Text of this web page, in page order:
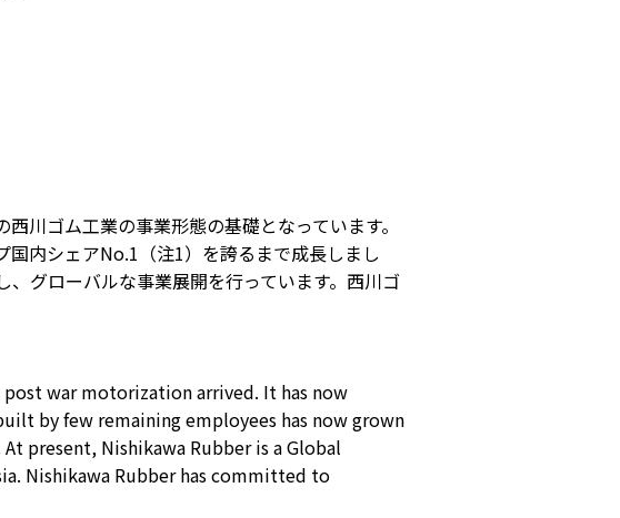
川ゴム工業の事業形態の基礎となっています。
内シェアNo.1（注1）を誇るまで成長しまし
グローバルな事業展開を行っています。西川ゴ
war motorization arrived. It has now
by few remaining employees has now grown
present, Nishikawa Rubber is a Global
Nishikawa Rubber has committed to